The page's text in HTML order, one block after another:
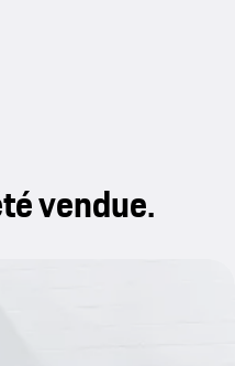
vendue.